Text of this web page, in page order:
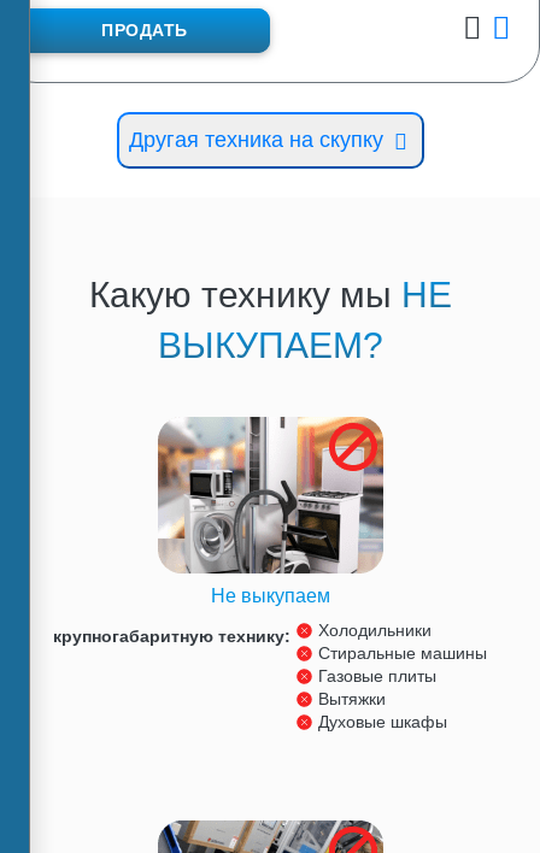
ПРОДАТЬ
Другая техника на скупку
Какую технику мы НЕ
ВЫКУПАЕМ?
Не выкупаем
крупногабаритную технику:
Холодильники
Стиральные машины
Газовые плиты
Вытяжки
Духовые шкафы